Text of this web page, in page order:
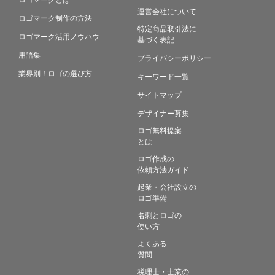
ロゴマーク制作の方法
ロゴマーク活用ノウハウ
用語集
業界別！ロゴの選び方
運営会社について
特定商品取引法に
基づく表記
プライバシーポリシー
キーワード一覧
サイトマップ
デザイナー募集
ロゴ無料提案
とは
ロゴ作成の
依頼方法ガイド
起業・会社設立の
ロゴ準備
名刺とロゴの
使い方
よくある
質問
税理士・士業の